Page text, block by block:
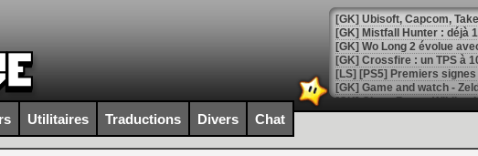
[GK] Mistfall Hunter : déjà
[GK] Wo Long 2 évolue
[GK] Crossfire : un TPS à
[LS] [PS5] Premiers
Utilitaires Traductions Divers Chat